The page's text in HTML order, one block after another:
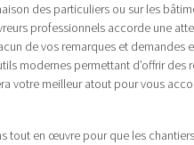
des particuliers ou sur les
professionnels accorde une
de vos remarques et demandes
modernes permettant d’offrir des
votre meilleur atout pour vous
tout en œuvre pour que les